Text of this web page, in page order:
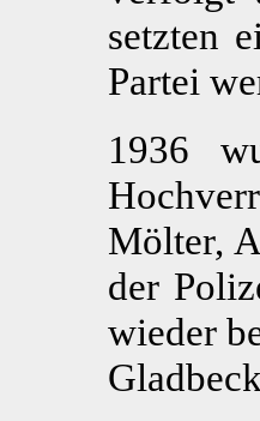
setzten
Partei
1936
Mölter,
der
wieder